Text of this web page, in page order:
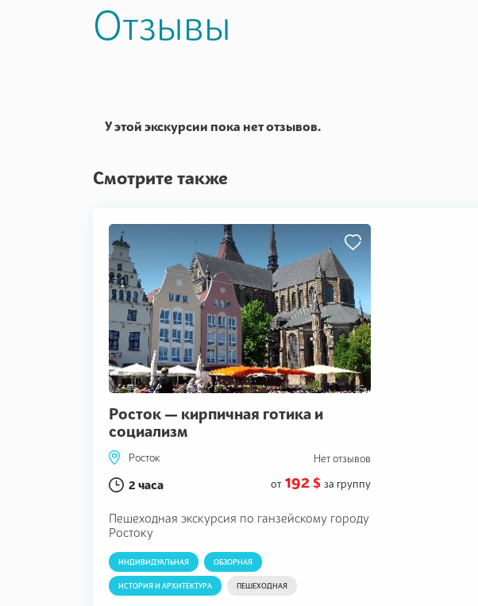
Отзывы
У этой экскурсии пока нет отзывов.
Смотрите также
Росток — кирпичная готика и
социализм
Росток Нет отзывов
2 часа от 192 $ за группу
Пешеходная экскурсия по ганзейскому городу
Ростоку
ИНДИВИДУАЛЬНАЯ ОБЗОРНАЯ
ИСТОРИЯ И АРХИТЕКТУРА ПЕШЕХОДНАЯ